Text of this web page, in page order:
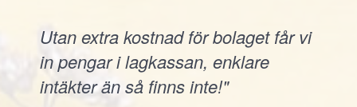
Utan extra kostnad för bolaget får vi
in pengar i lagkassan, enklare
intäkter än så finns inte!"